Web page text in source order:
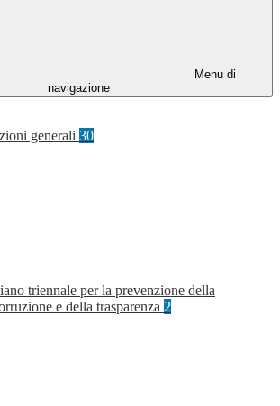
Menu di
navigazione
generali 30
triennale per la prevenzione della
e della trasparenza 2